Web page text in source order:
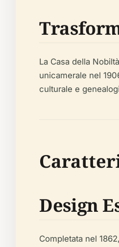
La Casa della
unicamerale nel
culturale e
Design
Completata nel